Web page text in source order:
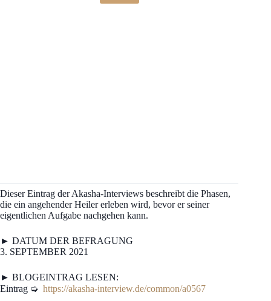
Dieser Eintrag der Akasha-Interviews beschreibt die Phasen,
die ein angehender Heiler erleben wird, bevor er seiner
eigentlichen Aufgabe nachgehen kann.
► DATUM DER BEFRAGUNG
3. SEPTEMBER 2021
► BLOGEINTRAG LESEN:
Eintrag ➭ https://akasha-interview.de/common/a0567